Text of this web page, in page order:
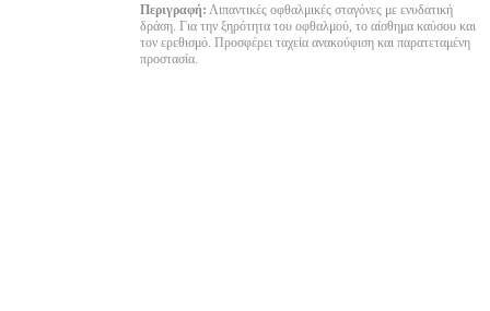
Περιγραφή: Λιπαντικές οφθαλμικές σταγόνες με ενυδατική
δράση. Για την ξηρότητα του οφθαλμού, το αίσθημα καύσου και
τον ερεθισμό. Προσφέρει ταχεία ανακούφιση και παρατεταμένη
προστασία.